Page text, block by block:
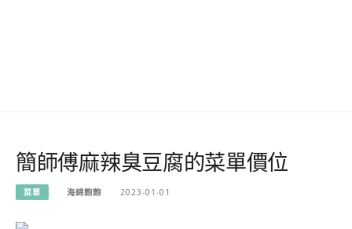
簡師傅麻辣臭豆腐的菜單價位
菜單 海綿飽飽 2023-01-01